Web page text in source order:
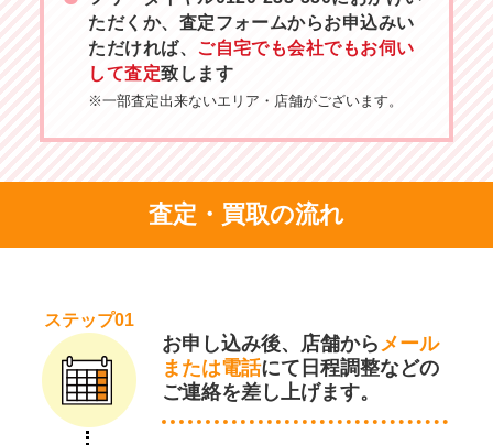
ただくか、査定フォームからお申込みい
ただければ、 ご自宅でも会社でもお伺い
して査定致します
※一部査定出来ないエリア・店舗がございます。
査定・買取の流れ
ステップ01
お申し込み後、店舗から メール
または電話にて日程調整などの
ご連絡を差し上げます。